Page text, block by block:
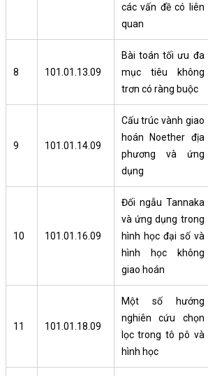
các vấn đề có liên
quan
8 101.01.13.09
Bài toán tối ưu đa
mục tiêu không
trơn có ràng buộc
9 101.01.14.09
Cấu trúc vành giao
hoán Noether địa
phương và ứng
dụng
10 101.01.16.09
Đối ngẫu Tannaka
và ứng dụng trong
hình học đại số và
hình học không
giao hoán
11 101.01.18.09
Một số hướng
nghiên cứu chọn
lọc trong tô pô và
hình học